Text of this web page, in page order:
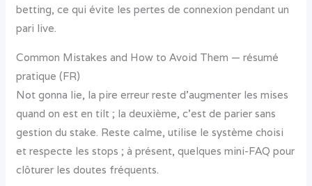
betting, ce qui évite les pertes de connexion pendant un
pari live.
Common Mistakes and How to Avoid Them — résumé
pratique (FR)
Not gonna lie, la pire erreur reste d’augmenter les mises
quand on est en tilt ; la deuxième, c’est de parier sans
gestion du stake. Reste calme, utilise le système choisi
et respecte les stops ; à présent, quelques mini-FAQ pour
clôturer les doutes fréquents.